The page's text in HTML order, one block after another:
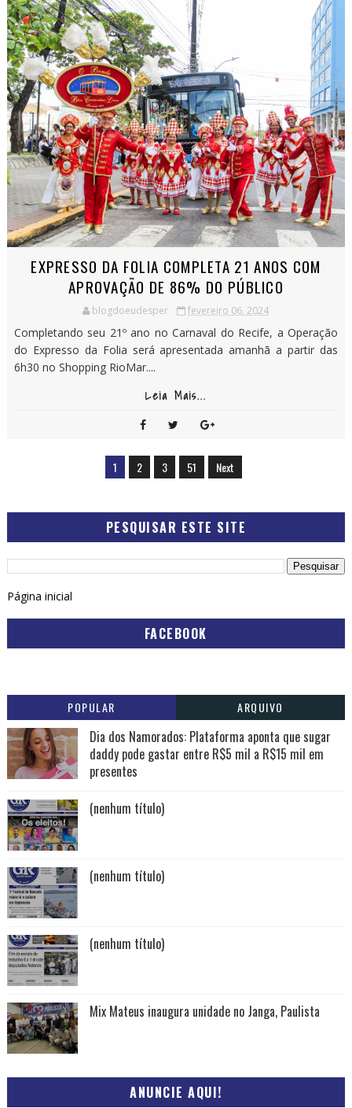
EXPRESSO DA FOLIA COMPLETA 21 ANOS COM
APROVAÇÃO DE 86% DO PÚBLICO
blogdoeudesper fevereiro 06, 2024
Completando seu 21º ano no Carnaval do Recife, a Operação
do Expresso da Folia será apresentada amanhã a partir das
6h30 no Shopping RioMar....
Leia Mais...
1 2 3 51 Next
PESQUISAR ESTE SITE
Página inicial
FACEBOOK
POPULAR ARQUIVO
Dia dos Namorados: Plataforma aponta que sugar
daddy pode gastar entre R$5 mil a R$15 mil em
presentes
(nenhum título)
(nenhum título)
(nenhum título)
Mix Mateus inaugura unidade no Janga, Paulista
ANUNCIE AQUI!